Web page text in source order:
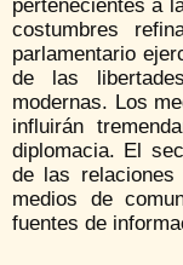
pertenecientes a
costumbres
parlamentario
de las
modernas. Los
influirán
diplomacia. El
de las
medios de
fuentes de